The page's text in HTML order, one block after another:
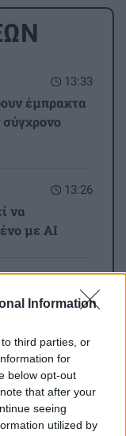
Information
third parties, or
for
below opt-out
that after your
seeing
utilized by
13:33
έμπρακτα
13:26
να
με AI
13:18
de
13:11
Υπουργό